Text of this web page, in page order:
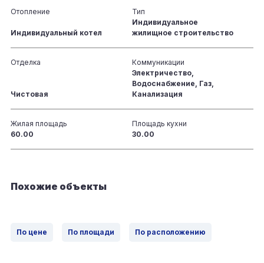
Отопление
Индивидуальный котел
Тип
Индивидуальное
жилищное строительство
Отделка
Чистовая
Коммуникации
Электричество,
Водоснабжение, Газ,
Канализация
Жилая площадь
60.00
Площадь кухни
30.00
Похожие объекты
По цене По площади По расположению